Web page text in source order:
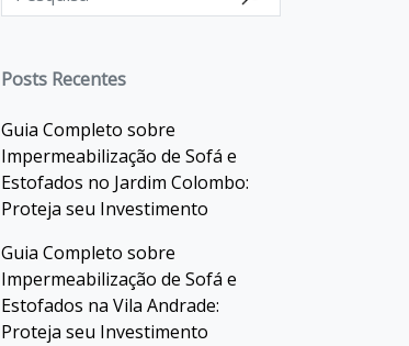
Posts Recentes
Guia Completo sobre
Impermeabilização de Sofá e
Estofados no Jardim Colombo:
Proteja seu Investimento
Guia Completo sobre
Impermeabilização de Sofá e
Estofados na Vila Andrade:
Proteja seu Investimento